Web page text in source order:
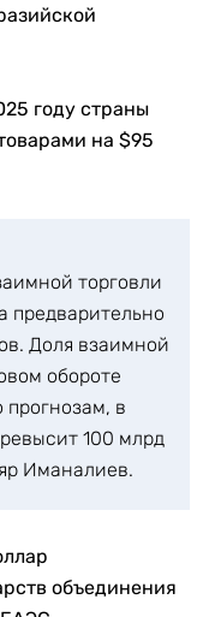
году страны
на $95
торговли
предварительно
Доля взаимной
обороте
прогнозам, в
100 млрд
Иманалиев.
объединения